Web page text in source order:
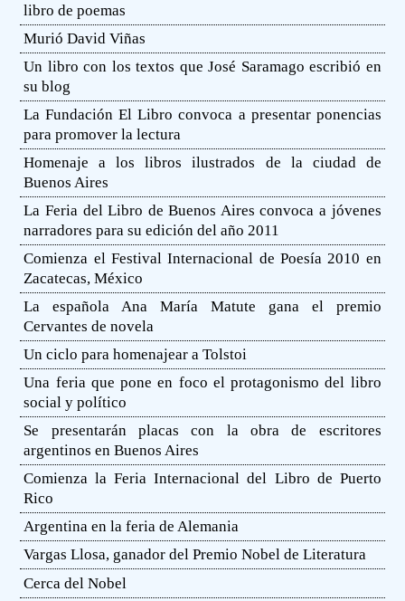
libro de poemas
Murió David Viñas
Un libro con los textos que José Saramago escribió en
su blog
La Fundación El Libro convoca a presentar ponencias
para promover la lectura
Homenaje a los libros ilustrados de la ciudad de
Buenos Aires
La Feria del Libro de Buenos Aires convoca a jóvenes
narradores para su edición del año 2011
Comienza el Festival Internacional de Poesía 2010 en
Zacatecas, México
La española Ana María Matute gana el premio
Cervantes de novela
Un ciclo para homenajear a Tolstoi
Una feria que pone en foco el protagonismo del libro
social y político
Se presentarán placas con la obra de escritores
argentinos en Buenos Aires
Comienza la Feria Internacional del Libro de Puerto
Rico
Argentina en la feria de Alemania
Vargas Llosa, ganador del Premio Nobel de Literatura
Cerca del Nobel